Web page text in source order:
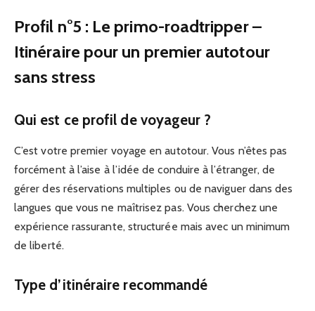
Profil n°5 : Le primo-roadtripper –
Itinéraire pour un premier autotour
sans stress
Qui est ce profil de voyageur ?
C’est votre premier voyage en autotour. Vous n’êtes pas
forcément à l’aise à l’idée de conduire à l’étranger, de
gérer des réservations multiples ou de naviguer dans des
langues que vous ne maîtrisez pas. Vous cherchez une
expérience rassurante, structurée mais avec un minimum
de liberté.
Type d’itinéraire recommandé